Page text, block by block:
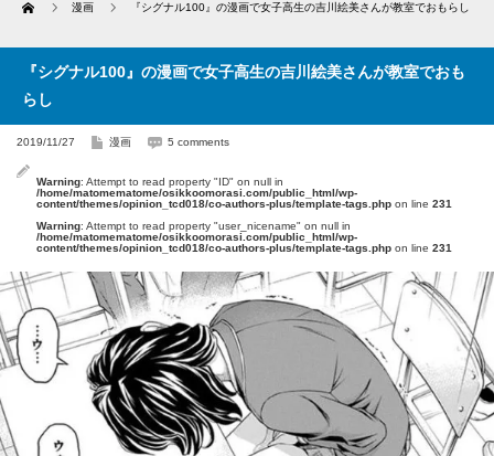
Home 漫画 『シグナル100』の漫画で女子高生の吉川絵美さんが教室でおもらし
『シグナル100』の漫画で女子高生の吉川絵美さんが教室でおも
らし
2019/11/27 漫画 5 comments
Warning: Attempt to read property "ID" on null in
/home/matomematome/osikkoomorasi.com/public_html/wp-
content/themes/opinion_tcd018/co-authors-plus/template-tags.php on line 231
Warning: Attempt to read property "user_nicename" on null in
/home/matomematome/osikkoomorasi.com/public_html/wp-
content/themes/opinion_tcd018/co-authors-plus/template-tags.php on line 231